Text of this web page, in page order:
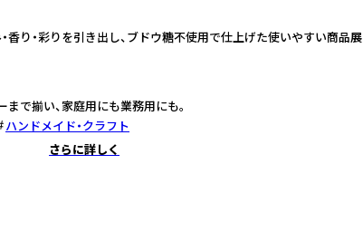
香り・彩りを引き出し、ブドウ糖不使用で仕上げた使いやすい商品展
で揃い、家庭用にも業務用にも。
ハンドメイド・クラフト
さらに詳しく